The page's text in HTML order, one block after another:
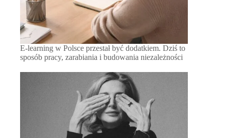
E-learning w Polsce przestał być dodatkiem. Dziś to
sposób pracy, zarabiania i budowania niezależności